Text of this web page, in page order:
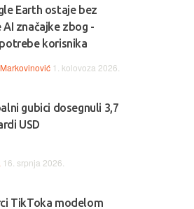
Earth ostaje bez
AI značajke zbog -
korisnika
1. kolovoza 2026.
gubici dosegnuli 3,7
USD
16. srpnja 2026.
TikToka modelom